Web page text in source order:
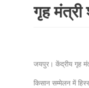
गृह मंत्री
जयपुर। केंद्रीय गृह
किसान सम्मेलन में